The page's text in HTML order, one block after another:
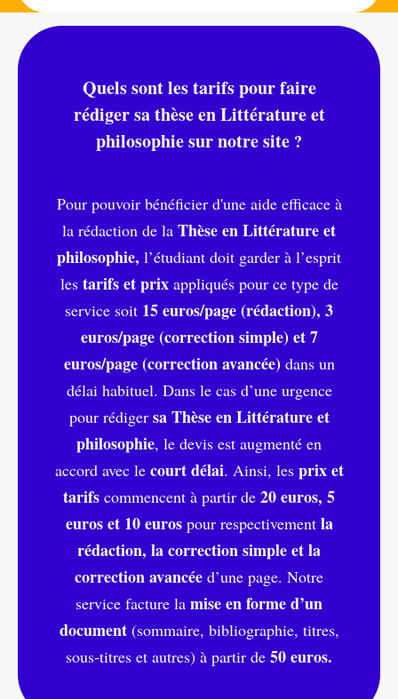
Quels sont les tarifs pour faire
rédiger sa thèse en Littérature et
philosophie sur notre site ?
Pour pouvoir bénéficier d'une aide efficace à
la rédaction de la Thèse en Littérature et
philosophie, l’étudiant doit garder à l’esprit
les tarifs et prix appliqués pour ce type de
service soit 15 euros/page (rédaction), 3
euros/page (correction simple) et 7
euros/page (correction avancée)dans un
délai habituel. Dans le cas d’une urgence
pour rédigersa Thèse en Littérature et
philosophie, le devis est augmenté en
accord avec le court délai. Ainsi, les prix et
tarifs commencent à partir de 20 euros, 5
euros et 10 eurospour respectivement la
rédaction, la correction simple et la
correction avancée d’une page. Notre
service facture la mise en forme d’un
document(sommaire, bibliographie, titres,
sous-titres et autres) à partir de 50 euros.